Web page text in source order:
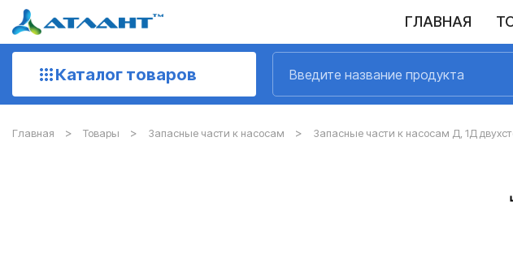
ГЛАВНАЯ
Каталог товаров
Главная Товары Запасные части к насосам Запасные части к насосам Д, 1Д